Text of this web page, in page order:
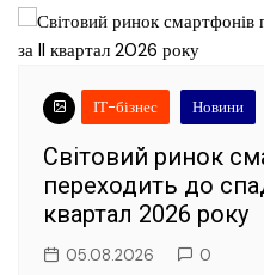
ІТ-бізнес Новини
Світовий ринок
переходить до
квартал 2026 року
05.08.2026 0